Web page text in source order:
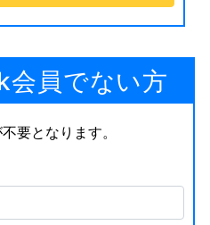
会員でない方
要となります。